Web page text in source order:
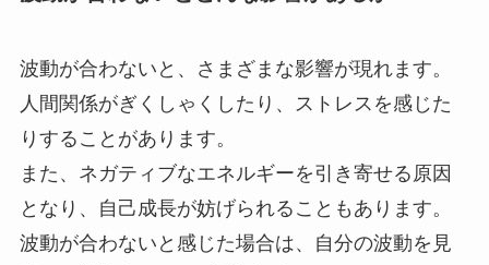
波動が合わないと、さまざまな影響が現れます。
人間関係がぎくしゃくしたり、ストレスを感じた
りすることがあります。
また、ネガティブなエネルギーを引き寄せる原因
となり、自己成長が妨げられることもあります。
波動が合わないと感じた場合は、自分の波動を見